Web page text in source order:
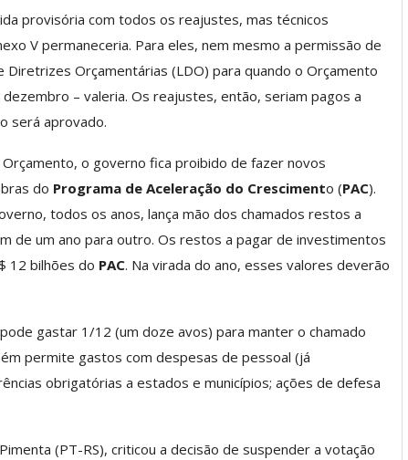
provisória com todos os reajustes, mas técnicos
V permaneceria. Para eles, nem mesmo a permissão de
Orçamentárias (LDO) para quando o Orçamento
– valeria. Os reajustes, então, seriam pagos a
será aprovado.
o governo fica proibido de fazer novos
do Programa de Aceleração do Crescimento (PAC).
todos os anos, lança mão dos chamados restos a
de um ano para outro. Os restos a pagar de investimentos
12 bilhões do PAC. Na virada do ano, esses valores deverão
gastar 1/12 (um doze avos) para manter o chamado
permite gastos com despesas de pessoal (já
obrigatórias a estados e municípios; ações de defesa
(PT-RS), criticou a decisão de suspender a votação
29 jun, 2026
Reunião
E
26 jun, 2026
Comunicacao 5 ago, 2026
Valores Fundantes Da Ação
Sindical
Comunicacao 29 jul, 2026